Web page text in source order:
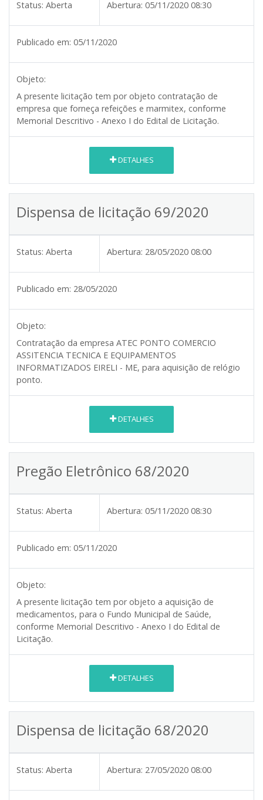
Status: Aberta Abertura: 05/11/2020 08:30
Publicado em: 05/11/2020
Objeto:
A presente licitação tem por objeto contratação de
empresa que forneça refeições e marmitex, conforme
Memorial Descritivo - Anexo I do Edital de Licitação.
DETALHES
Dispensa de licitação 69/2020
Status: Aberta Abertura: 28/05/2020 08:00
Publicado em: 28/05/2020
Objeto:
Contratação da empresa ATEC PONTO COMERCIO
ASSITENCIA TECNICA E EQUIPAMENTOS
INFORMATIZADOS EIRELI - ME, para aquisição de relógio
ponto.
DETALHES
Pregão Eletrônico 68/2020
Status: Aberta Abertura: 05/11/2020 08:30
Publicado em: 05/11/2020
Objeto:
A presente licitação tem por objeto a aquisição de
medicamentos, para o Fundo Municipal de Saúde,
conforme Memorial Descritivo - Anexo I do Edital de
Licitação.
DETALHES
Dispensa de licitação 68/2020
Status: Aberta Abertura: 27/05/2020 08:00